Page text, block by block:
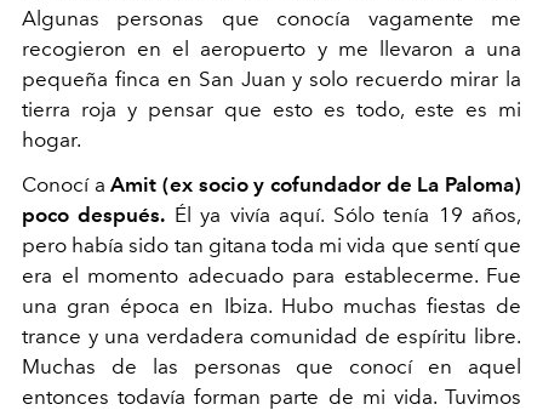
Algunas personas que conocía vagamente me
recogieron en el aeropuerto y me llevaron a una
pequeña finca en San Juan y solo recuerdo mirar la
tierra roja y pensar que esto es todo, este es mi
hogar.
Conocí aAmit (ex socio y cofundador de La Paloma)
poco después. Él ya vivía aquí. Sólo tenía 19 años,
pero había sido tan gitana toda mi vida que sentí que
era el momento adecuado para establecerme. Fue
una gran época en Ibiza. Hubo muchas fiestas de
trance y una verdadera comunidad de espíritu libre.
Muchas de las personas que conocí en aquel
entonces todavía forman parte de mi vida. Tuvimos